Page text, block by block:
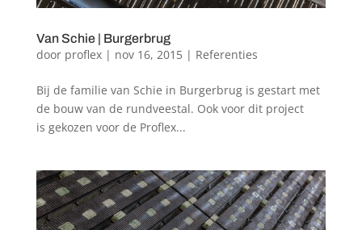
Van Schie | Burgerbrug
door proflex| nov 16, 2015| Referenties
Bij de familie van Schie in Burgerbrug is gestart met
de bouw van de rundveestal. Ook voor dit project
is gekozen voor de Proflex...